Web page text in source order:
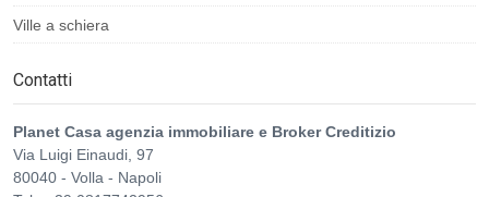
Ville a schiera
Contatti
Planet Casa agenzia immobiliare e Broker Creditizio
Via Luigi Einaudi, 97
80040 - Volla - Napoli